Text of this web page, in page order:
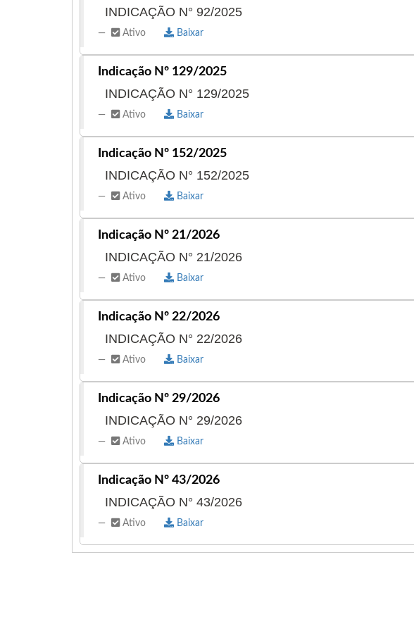
INDICAÇÃO N° 92/2025
Ativo Baixar
Indicação Nº 129/2025
INDICAÇÃO N° 129/2025
Ativo Baixar
Indicação Nº 152/2025
INDICAÇÃO N° 152/2025
Ativo Baixar
Indicação Nº 21/2026
INDICAÇÃO N° 21/2026
Ativo Baixar
Indicação Nº 22/2026
INDICAÇÃO N° 22/2026
Ativo Baixar
Indicação Nº 29/2026
INDICAÇÃO N° 29/2026
Ativo Baixar
Indicação Nº 43/2026
INDICAÇÃO N° 43/2026
Ativo Baixar